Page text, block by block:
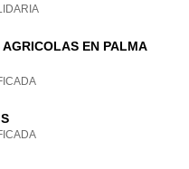
EN PALMA